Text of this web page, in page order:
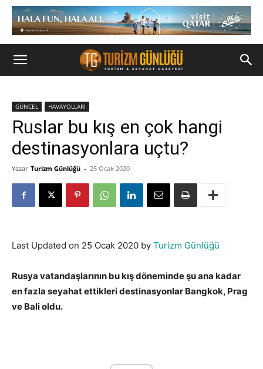
GÜNCEL HAVAYOLLARI
Ruslar bu kış en çok hangi
destinasyonlara uçtu?
Yazar Turizm Günlüğü - 25 Ocak 2020
Last Updated on 25 Ocak 2020 by Turizm Günlüğü
Rusya vatandaşlarının bu kış döneminde şu ana kadar
en fazla seyahat ettikleri destinasyonlar Bangkok, Prag
ve Bali oldu.